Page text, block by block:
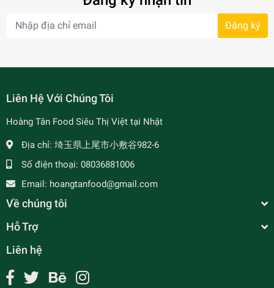
- 34%
- 7%
Đăng ký
Liên Hệ Với Chúng Tôi
Hoàng Tân Food Siêu Thị Việt tại Nhật
Địa chỉ: 埼玉県上尾市小敷谷982-6
Số điện thoại: 08036881006
Email: hoangtanfood@gmail.com
Về chúng tôi
Hỗ Trợ
Liên hệ
undefined